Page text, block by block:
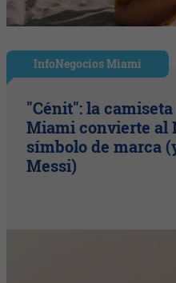
InfoNegocios Miami
"Cénit": la
Miami convierte al
símbolo de marca
Messi)